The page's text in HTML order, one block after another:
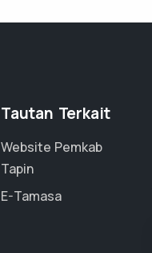
Tautan Terkait
Website Pemkab
Tapin
E-Tamasa